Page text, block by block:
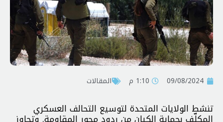
09/08/2024 1:10 م المقالات
تنشط الولايات المتحدة لتوسيع التحالف العسكري